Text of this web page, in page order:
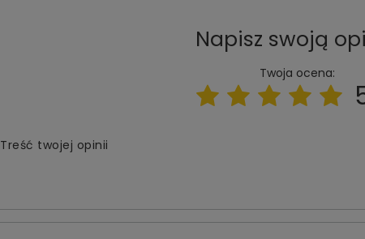
Napisz swoją
Twoja ocena:
Treść twojej opinii